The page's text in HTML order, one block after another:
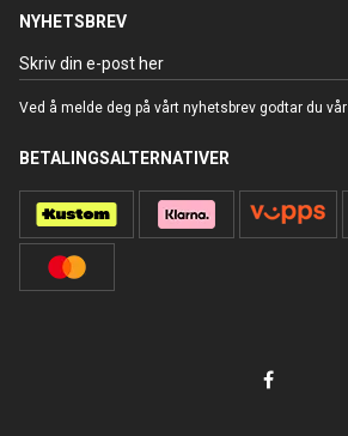
NYHETSBREV
Ved å melde deg på vårt nyhetsbrev godtar du vår
BETALINGSALTERNATIVER